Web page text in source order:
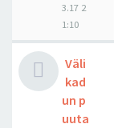
3.17 2
1:10
Väli
kad
un p
uuta